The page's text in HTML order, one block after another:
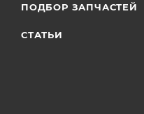
ПОДБОР ЗАПЧАСТЕЙ
СТАТЬИ